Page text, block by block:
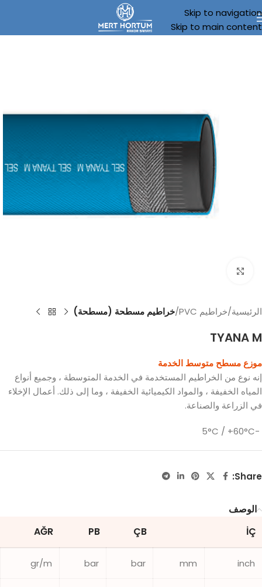
Skip to navigation
Skip to main content
الرئيسية خراطيم PVC خراطيم مسطحة (مسطحة)
TYANA M
موزع مسطح متوسط ​​الخدمة
إنه نوع من الخراطيم المستخدمة في الخدمة المتوسطة ، وجميع أنواع
المياه الخفيفة ، والمواد الكيميائية الخفيفة ، وما إلى ذلك. أعمال الإخلاء
في الزراعة والصناعة.
-5°C / +60°C
Share:
الوصف
İÇ
ÇB
PB
AĞR
inch
mm
bar
bar
gr/m